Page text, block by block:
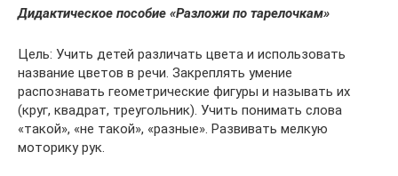
Дидактическое пособие «Разложи по тарелочкам»
Цель: Учить детей различать цвета и использовать
название цветов в речи. Закреплять умение
распознавать геометрические фигуры и называть их
(круг, квадрат, треугольник). Учить понимать слова
«такой», «не такой», «разные». Развивать мелкую
моторику рук.